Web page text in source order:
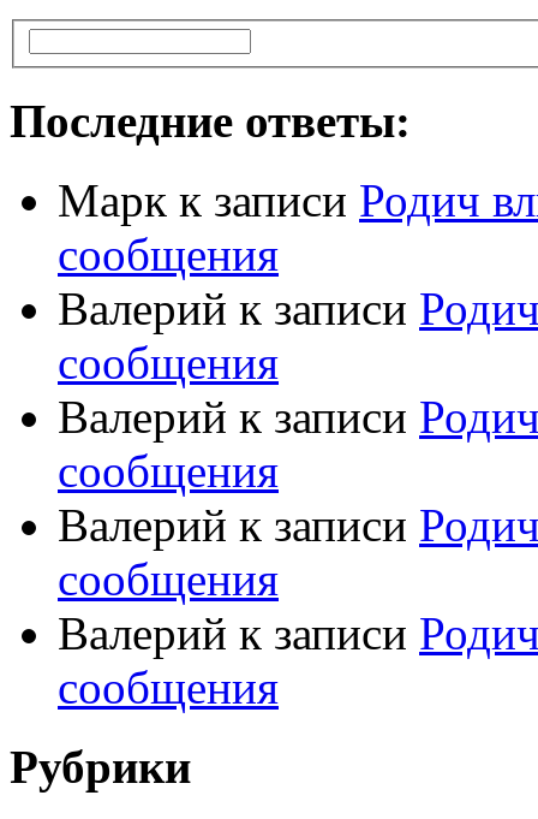
Последние ответы:
Марк к записи Родич
сообщения
Валерий к записи
сообщения
Валерий к записи
сообщения
Валерий к записи
сообщения
Валерий к записи
сообщения
Рубрики